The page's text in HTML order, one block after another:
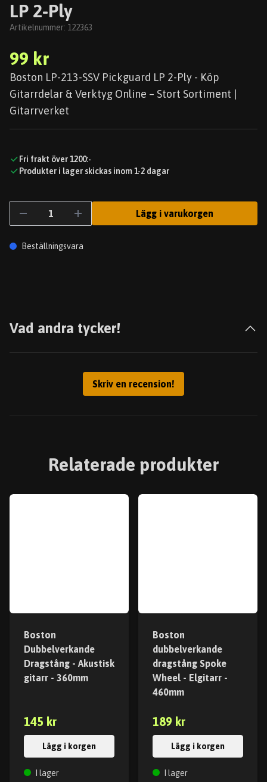
LP 2-Ply
Artikelnummer: 122363
99 kr
Boston LP-213-SSV Pickguard LP 2-Ply - Köp
Gitarrdelar & Verktyg Online – Stort Sortiment |
Gitarrverket
Fri frakt över 1200:-
Produkter i lager skickas inom 1-2 dagar
Lägg i varukorgen
Beställningsvara
Vad andra tycker!
Skriv en recension!
Relaterade produkter
Boston
Dubbelverkande
Dragstång - Akustisk
gitarr - 360mm
145 kr
Lägg i korgen
I lager
Boston
dubbelverkande
dragstång Spoke
Wheel - Elgitarr -
460mm
189 kr
Lägg i korgen
I lager